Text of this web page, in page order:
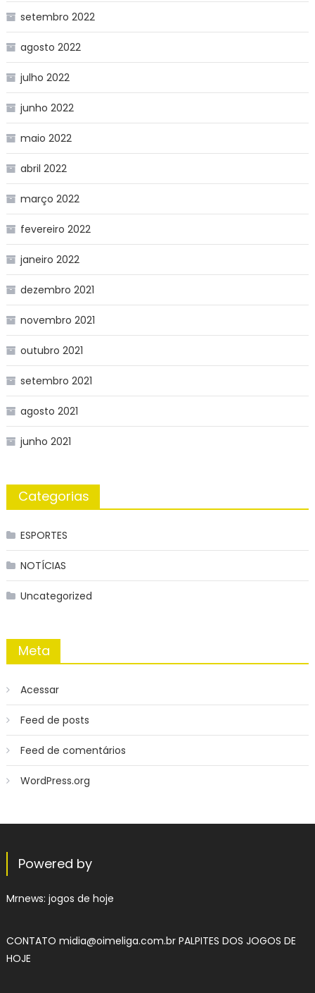
setembro 2022
agosto 2022
julho 2022
junho 2022
maio 2022
abril 2022
março 2022
fevereiro 2022
janeiro 2022
dezembro 2021
novembro 2021
outubro 2021
setembro 2021
agosto 2021
junho 2021
Categorias
ESPORTES
NOTÍCIAS
Uncategorized
Meta
Acessar
Feed de posts
Feed de comentários
WordPress.org
Powered by
Mrnews: jogos de hoje
CONTATO midia@oimeliga.com.br PALPITES DOS JOGOS DE
HOJE